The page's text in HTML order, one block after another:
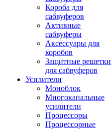
Короба для
сабвуферов
Активные
сабвуферы
Аксессуары для
коробов
Защитные решетки
для сабвуферов
Усилители
Моноблок
Многоканальные
усилители
Процессоры
Процессорные